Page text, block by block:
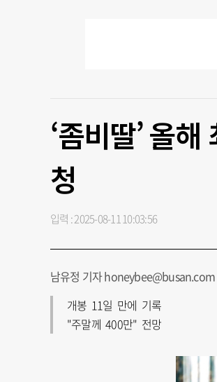
‘좀비딸’ 올
청
입력 : 2025-08-11 10:03:56
남유정 기자 honeybee@busan.com
개봉 11일 만에 기록
"주말께 400만" 전망